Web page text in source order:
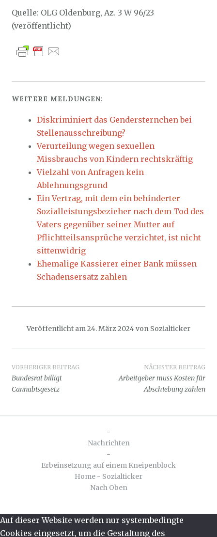
Quelle: OLG Oldenburg, Az. 3 W 96/23
(veröffentlicht)
WEITERE MELDUNGEN:
Diskriminiert das Gendersternchen bei
Stellenausschreibung?
Verurteilung wegen sexuellen
Missbrauchs von Kindern rechtskräftig
Vielzahl von Anfragen kein
Ablehnungsgrund
Ein Vertrag, mit dem ein behinderter
Sozialleistungsbezieher nach dem Tod des
Vaters gegenüber seiner Mutter auf
Pflichtteilsansprüche verzichtet, ist nicht
sittenwidrig
Ehemalige Kassierer einer Bank müssen
Schadensersatz zahlen
Veröffentlicht am24. März 2024von Sozialticker
Beitragsnavigation
VORHERIGER BEITRAG
Bundesrat billigt
Cannabisgesetz
NÄCHSTER BEITRAG
Arbeitgeber muss Kosten für
Abschiebung zahlen
-
Nachrichten
-
Erbeinsetzung auf einem Kneipenblock
Home - Sozialticker
Nach Oben
Auf dieser Website werden nur systembedingte
Cookies eingesetzt, um die Gestaltung des